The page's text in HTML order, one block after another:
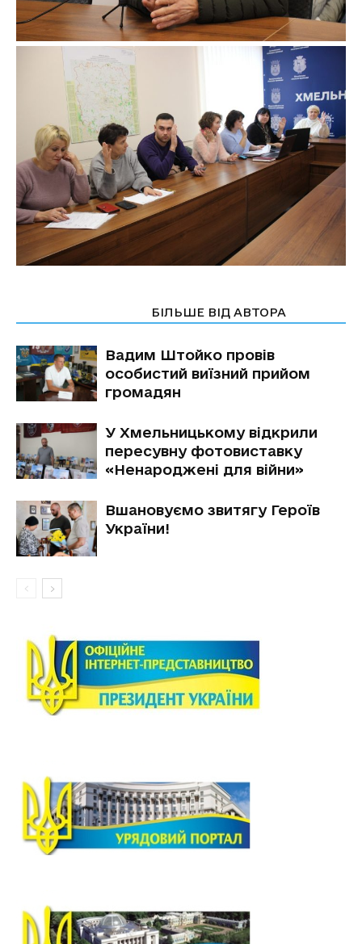
БІЛЬШЕ ВІД АВТОРА
Вадим Штойко провів
особистий виїзний прийом
громадян
У Хмельницькому відкрили
пересувну фотовиставку
«Ненароджені для війни»
Вшановуємо звитягу Героїв
України!